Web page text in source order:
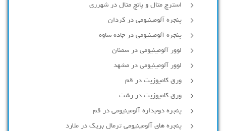
استرچ متال و پانچ متال در شهرری
پنجره آلومینیومی در کردان
پنجره آلومینیومی در جاده ساوه
لوور آلومینیومی در سمنان
لوور آلومینیومی در مشهد
ورق کامپوزیت در قم
ورق کامپوزیت در رشت
پنجره دوجداره آلومينيومی در قم
پنجره های آلومینیومی ترمال بریک در ملارد